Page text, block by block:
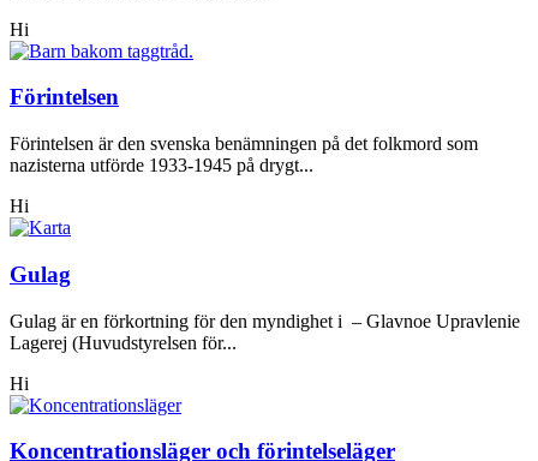
Hi
Förintelsen
Förintelsen är den svenska benämningen på det folkmord som
nazisterna utförde 1933-1945 på drygt...
Hi
Gulag
Gulag är en förkortning för den myndighet i – Glavnoe Upravlenie
Lagerej (Huvudstyrelsen för...
Hi
Koncentrationsläger och förintelseläger